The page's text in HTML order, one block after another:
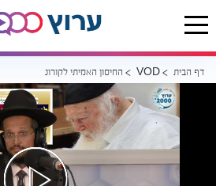
דף הבית VOD החיסון האמיתי לקורונה